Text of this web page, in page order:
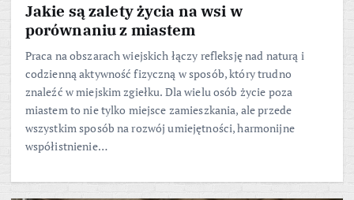
Jakie są zalety życia na wsi w
porównaniu z miastem
Praca na obszarach wiejskich łączy refleksję nad naturą i
codzienną aktywność fizyczną w sposób, który trudno
znaleźć w miejskim zgiełku. Dla wielu osób życie poza
miastem to nie tylko miejsce zamieszkania, ale przede
wszystkim sposób na rozwój umiejętności, harmonijne
współistnienie…